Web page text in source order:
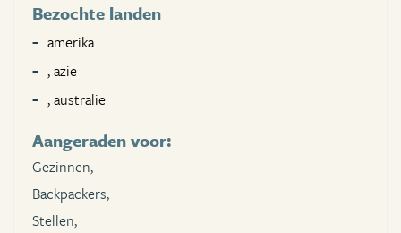
Bezochte landen
amerika
, azie
, australie
Aangeraden voor:
Gezinnen,
Backpackers,
Stellen,